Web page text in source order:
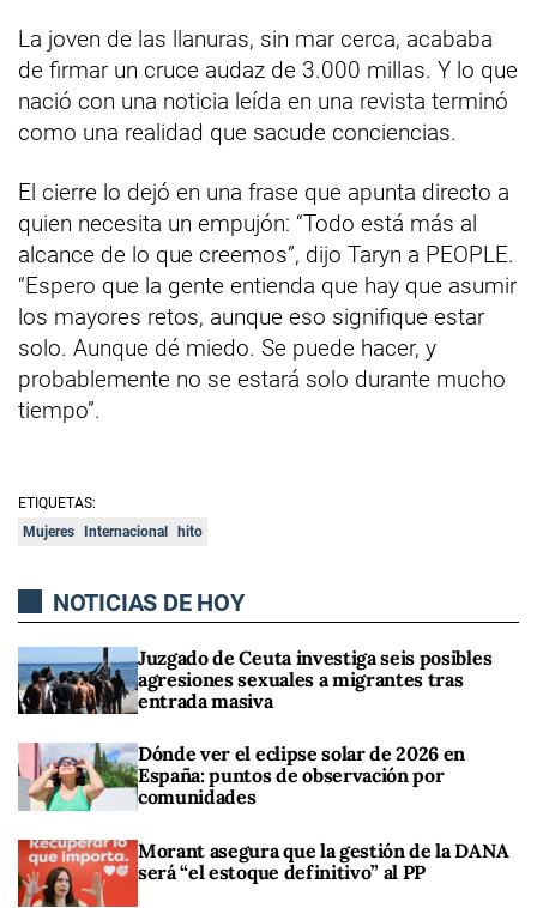
La joven de las llanuras, sin mar cerca, acababa
de firmar un cruce audaz de 3.000 millas. Y lo que
nació con una noticia leída en una revista terminó
como una realidad que sacude conciencias.
El cierre lo dejó en una frase que apunta directo a
quien necesita un empujón: “Todo está más al
alcance de lo que creemos”, dijo Taryn a PEOPLE.
“Espero que la gente entienda que hay que asumir
los mayores retos, aunque eso signifique estar
solo. Aunque dé miedo. Se puede hacer, y
probablemente no se estará solo durante mucho
tiempo”.
ETIQUETAS:
Mujeres
Internacional hito
NOTICIAS DE HOY
Juzgado de Ceuta investiga seis posibles
agresiones sexuales a migrantes tras
entrada masiva
Dónde ver el eclipse solar de 2026 en
España: puntos de observación por
comunidades
Morant asegura que la gestión de la DANA
será “el estoque definitivo” al PP